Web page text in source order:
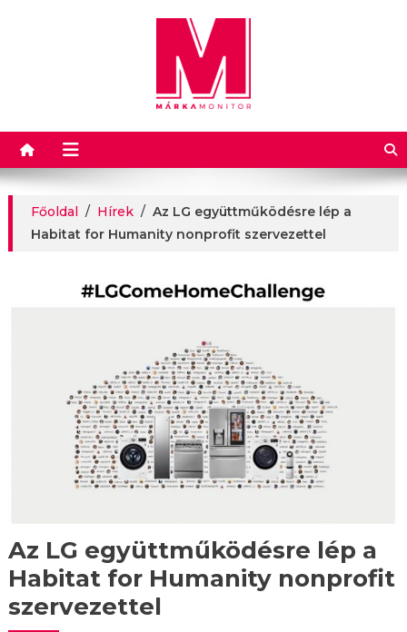
Márkamonitor
Főoldal / Hírek / Az LG együttműködésre lép a
Habitat for Humanity nonprofit szervezettel
Az LG együttműködésre lép a
Habitat for Humanity nonprofit
szervezettel